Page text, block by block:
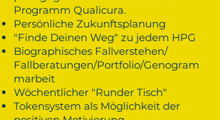
Programm Qualicura.
Persönliche Zukunftsplanung
"Finde Deinen Weg" zu jedem HPG
Biographisches Fallverstehen/
Fallberatungen/Portfolio/Genogram
marbeit
Wöchentlicher "Runder Tisch"
Tokensystem als Möglichkeit der